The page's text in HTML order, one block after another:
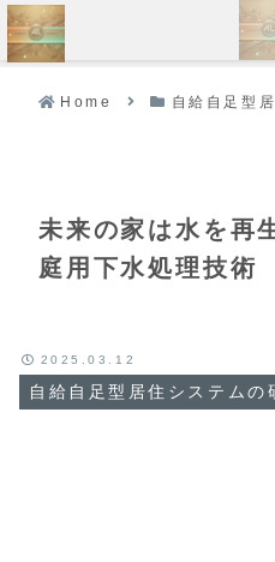
Home 自給自足型
未来の家は水を再
庭用下水処理技術
自給自足型居住システムの
2025.03.12
ホーム